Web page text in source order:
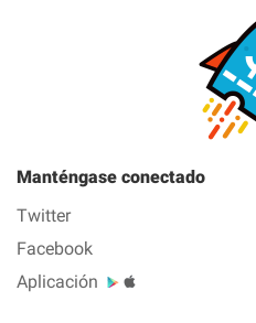
Manténgase conectado
Twitter
Facebook
Aplicación